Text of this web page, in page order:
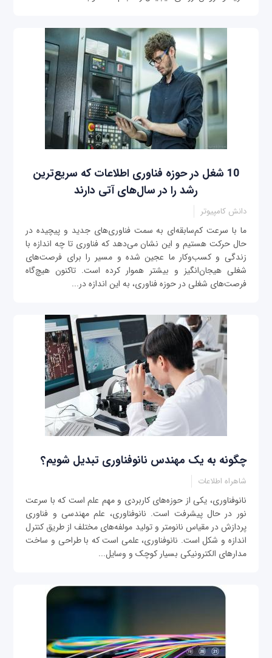
10 شغل در حوزه فناوری اطلاعات که سریع‌ترین
رشد را در سال‌های آتی دارند
دانش کامپیوتر
ما با سرعت کم‌‌سابقه‌ای به سمت فناوری‌های جدید و پیچیده‌ در
حال حرکت هستیم و این نشان می‌دهد که فناوری تا چه اندازه با
زندگی و کسب‌و‌کار ما عجین شده و مسیر را برای فرصت‌های
شغلی هیجان‌انگیز و بیشتر هموار کرده است. تاکنون هیچ‌گاه
فرصت‌های شغلی در حوزه فناوری، به این اندازه در...
چگونه به یک مهندس نانوفناوری تبدیل شویم؟
شاهراه اطلاعات
نانوفناوری، یکی از حوزه‌های کاربردی و مهم علم است که با سرعت
نور در حال پیشرفت است. نانوفناوری، علم مهندسی و فناوری
پردازش در مقیاس نانومتر و تولید مولفه‌های مختلف از طریق کنترل
اندازه و شکل است. نانوفناوری، علمی است که با طراحی و ساخت
مدارهای الکترونیکی بسیار کوچک و وسایل...